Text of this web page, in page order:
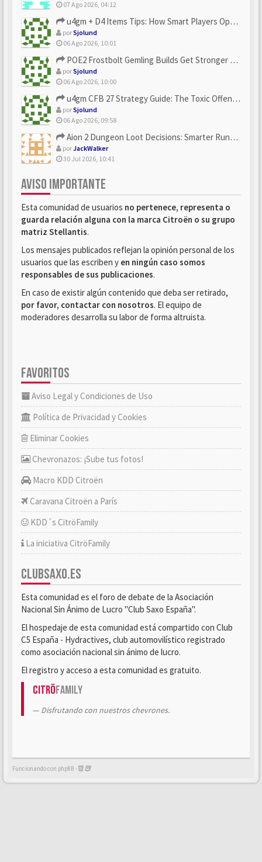
07 Ago 2026, 04:12
u4gm + D4 Items Tips: How Smart Players Optimize Gear, Build...
porSjolund
06 Ago 2026, 10:01
POE2 Frostbolt Gemling Builds Get Stronger With u4gm’s Ice C...
porSjolund
06 Ago 2026, 10:00
u4gm CFB 27 Strategy Guide: The Toxic Offensive Scheme Your ...
porSjolund
06 Ago 2026, 09:58
Aion 2 Dungeon Loot Decisions: Smarter Runs With U4N
porJackWalker
30 Jul 2026, 10:41
AVISO IMPORTANTE
Esta comunidad de usuarios no pertenece, representa o
guarda relación alguna con la marca Citroën o su grupo
matriz Stellantis.
Los mensajes publicados reflejan la opinión personal de los
usuarios que las escriben y en ningún caso somos
responsables de sus publicaciones.
En caso de existir algún contenido que deba ser retirado,
por favor, contactar con nosotros. El equipo de
moderadores desarrolla su labor de forma altruista.
FAVORITOS
Aviso Legal y Condiciones de Uso
Política de Privacidad y Cookies
Eliminar Cookies
Chevronazos: ¡Sube tus fotos!
Macro KDD Citroën
Caravana Citroën a París
KDD´s CitröFamily
La iniciativa CitröFamily
CLUBSAXO.ES
Esta comunidad es el foro de debate de la Asociación
Nacional Sin Ánimo de Lucro "Club Saxo España".
El hospedaje de esta comunidad está compartido con Club
C5 España - Hydractives, club automovilístico registrado
como asociación nacional sin ánimo de lucro.
El registro y acceso a esta comunidad es gratuito.
CitröFamily
Disfrutando con nuestros chevrones.
Funcionando con phpBB -